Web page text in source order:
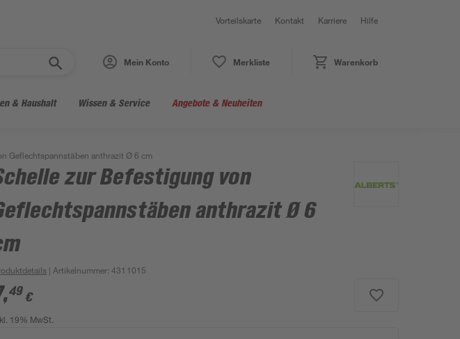
Vorteilskarte Kontakt Karriere Hilfe
Mein Konto Merkliste Warenkorb
& Haushalt Wissen & Service Angebote & Neuheiten
Geflechtspannstäben anthrazit Ø 6 cm
zur Befestigung von
anthrazit Ø 6
| Artikelnummer:4311015
,49 €
19% MwSt.